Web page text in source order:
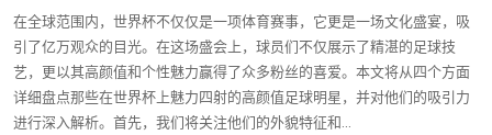
在全球范围内，世界杯不仅仅是一项体育赛事，它更是一场文化盛宴，吸
引了亿万观众的目光。在这场盛会上，球员们不仅展示了精湛的足球技
艺，更以其高颜值和个性魅力赢得了众多粉丝的喜爱。本文将从四个方面
详细盘点那些在世界杯上魅力四射的高颜值足球明星，并对他们的吸引力
进行深入解析。首先，我们将关注他们的外貌特征和...